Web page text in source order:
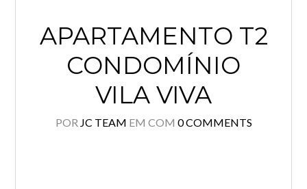
APARTAMENTO T2
CONDOMÍNIO
VILA VIVA
POR JC TEAM EM COM 0 COMMENTS